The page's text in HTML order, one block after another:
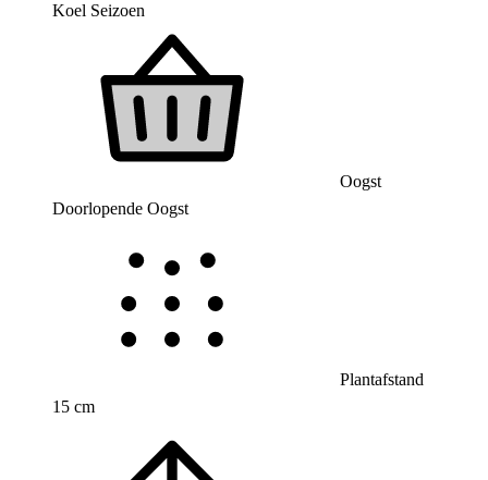
Koel Seizoen
Oogst
Doorlopende Oogst
Plantafstand
15 cm